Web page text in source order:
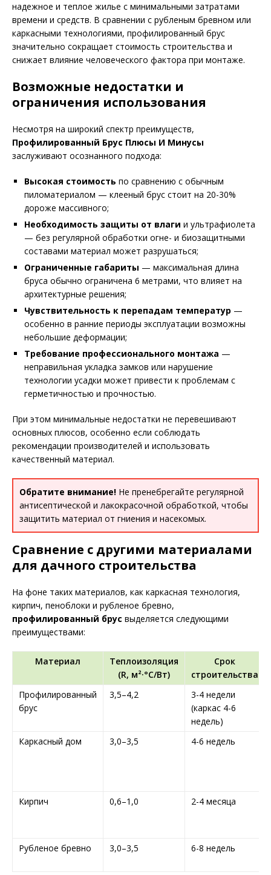
надежное и теплое жилье с минимальными затратами
времени и средств. В сравнении с рубленым бревном или
каркасными технологиями, профилированный брус
значительно сокращает стоимость строительства и
снижает влияние человеческого фактора при монтаже.
Возможные недостатки и
ограничения использования
Несмотря на широкий спектр преимуществ,
Профилированный Брус Плюсы И Минусы
заслуживают осознанного подхода:
Высокая стоимость по сравнению с обычным
пиломатериалом — клееный брус стоит на 20-30%
дороже массивного;
Необходимость защиты от влаги и ультрафиолета
— без регулярной обработки огне- и биозащитными
составами материал может разрушаться;
Ограниченные габариты — максимальная длина
бруса обычно ограничена 6 метрами, что влияет на
архитектурные решения;
Чувствительность к перепадам температур —
особенно в ранние периоды эксплуатации возможны
небольшие деформации;
Требование профессионального монтажа —
неправильная укладка замков или нарушение
технологии усадки может привести к проблемам с
герметичностью и прочностью.
При этом минимальные недостатки не перевешивают
основных плюсов, особенно если соблюдать
рекомендации производителей и использовать
качественный материал.
Обратите внимание! Не пренебрегайте регулярной
антисептической и лакокрасочной обработкой, чтобы
защитить материал от гниения и насекомых.
Сравнение с другими материалами
для дачного строительства
На фоне таких материалов, как каркасная технология,
кирпич, пеноблоки и рубленое бревно,
профилированный брус выделяется следующими
преимуществами:
Материал
Теплоизоляция
(R, м²·°С/Вт)
Срок
строительства
Профилированный
брус
3,5–4,2
3-4 недели
(каркас 4-6
недель)
Каркасный дом
3,0–3,5 4-6 недель
Кирпич 0,6–1,0 2-4 месяца
Рубленое бревно 3,0–3,5 6-8 недель